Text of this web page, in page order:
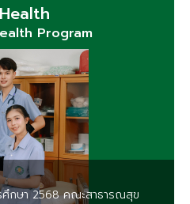
Program
ศึกษา 2568 คณะสาธารณสุข